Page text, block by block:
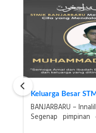
BANJARBARU –
Segenap pimpinan